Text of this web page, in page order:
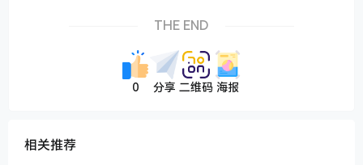
THE END
0 分享 二维码 海报
相关推荐